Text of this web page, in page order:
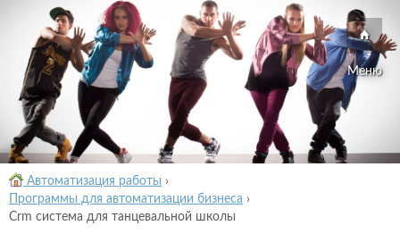
Меню
Автоматизация работы ›
Программы для автоматизации бизнеса ›
Crm система для танцевальной школы